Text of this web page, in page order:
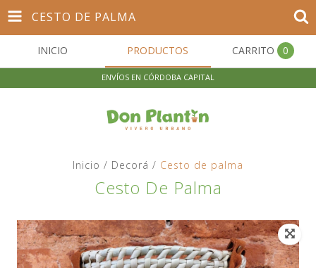
CESTO DE PALMA
INICIO PRODUCTOS CARRITO 0
ENVÍOS EN CÓRDOBA CAPITAL
Inicio / Decorá / Cesto de palma
Cesto De Palma